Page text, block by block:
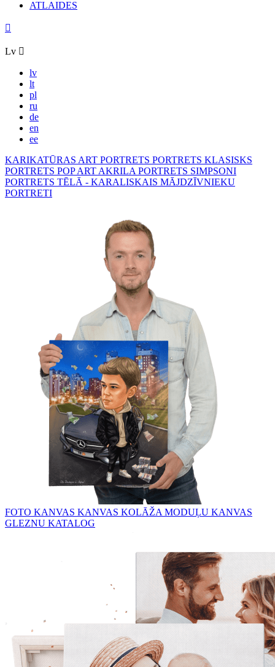
ATLAIDES
Lv
lv
lt
pl
ru
de
en
ee
KARIKATŪRAS ART PORTRETS PORTRETS KLASISKS
PORTRETS POP ART AKRILA PORTRETS SIMPSONI
PORTRETS TĒLĀ - KARALISKAIS MĀJDZĪVNIEKU
PORTRETI
FOTO KANVAS KANVAS KOLĀŽA MODUĻU KANVAS
GLEZNU KATALOG